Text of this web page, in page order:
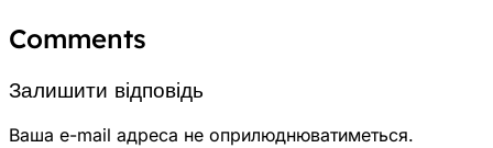
Comments
Залишити відповідь
Ваша e-mail адреса не оприлюднюватиметься.